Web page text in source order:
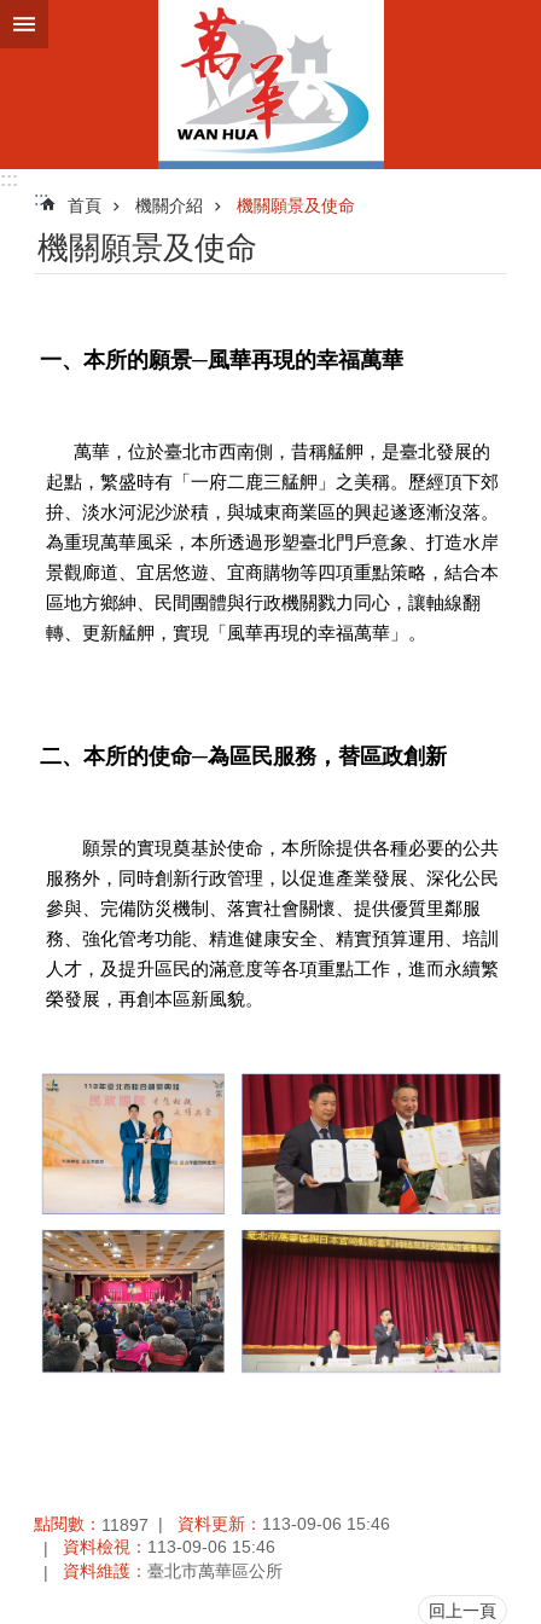
跳到主要內容區塊
:::
:::
首頁 機關介紹 機關願景及使命
機關願景及使命
一、本所的願景─風華再現的幸福萬華
萬華，位於臺北市西南側，昔稱艋舺，是臺北發展的
起點，繁盛時有「一府二鹿三艋舺」之美稱。歷經頂下郊
拚、淡水河泥沙淤積，與城東商業區的興起遂逐漸沒落。
為重現萬華風采，本所透過形塑臺北門戶意象、打造水岸
景觀廊道、宜居悠遊、宜商購物等四項重點策略，結合本
區地方鄉紳、民間團體與行政機關戮力同心，讓軸線翻
轉、更新艋舺，實現「風華再現的幸福萬華」。
二、本所的使命─為區民服務，替區政創新
願景的實現奠基於使命，本所除提供各種必要的公共
服務外，同時創新行政管理，以促進產業發展、深化公民
參與、完備防災機制、落實社會關懷、提供優質里鄰服
務、強化管考功能、精進健康安全、精實預算運用、培訓
人才，及提升區民的滿意度等各項重點工作，進而永續繁
榮發展，再創本區新風貌。
點閱數： 11897 資料更新： 113-09-06 15:46
資料檢視： 113-09-06 15:46
資料維護： 臺北市萬華區公所
回上一頁